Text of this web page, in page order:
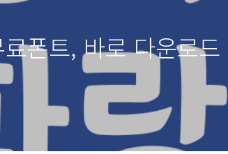
폰트, 바로 다운로